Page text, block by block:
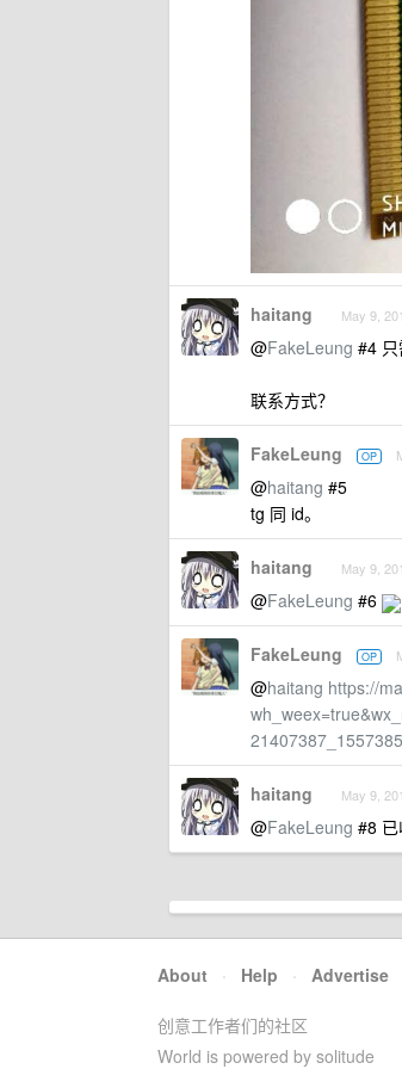
haitang May 9,
@FakeLeung #4
联系方式？
FakeLeung OP
@haitang #5
tg 同 id。
haitang May 9,
@FakeLeung #6
FakeLeung OP
@haitang https://
haitang May 9,
@FakeLeung #8 已
About · Help · Advertise
创意工作者们的社区
World is powered by solitude